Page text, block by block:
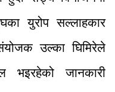
युरोप सल्लाहकार
उल्का घिमिरेले
भइरहेको जानकारी